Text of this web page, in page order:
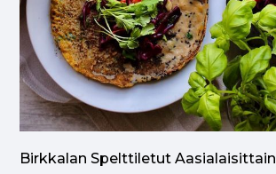
Birkkalan Spelttiletut Aasialaisittain